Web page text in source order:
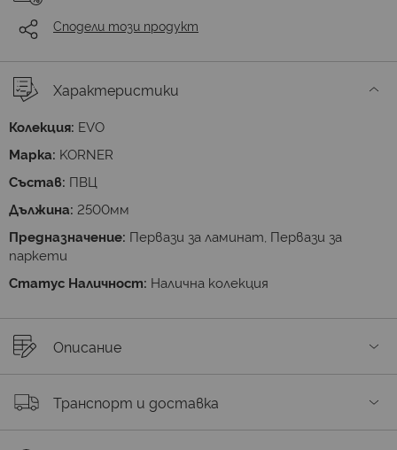
Сподели този продукт
Характеристики
Колекция: EVO
Марка: KORNER
Състав: ПВЦ
Дължина: 2500мм
Предназначение: Первази за ламинат, Первази за
паркети
Статус Наличност: Налична колекция
Описание
Транспорт и доставка